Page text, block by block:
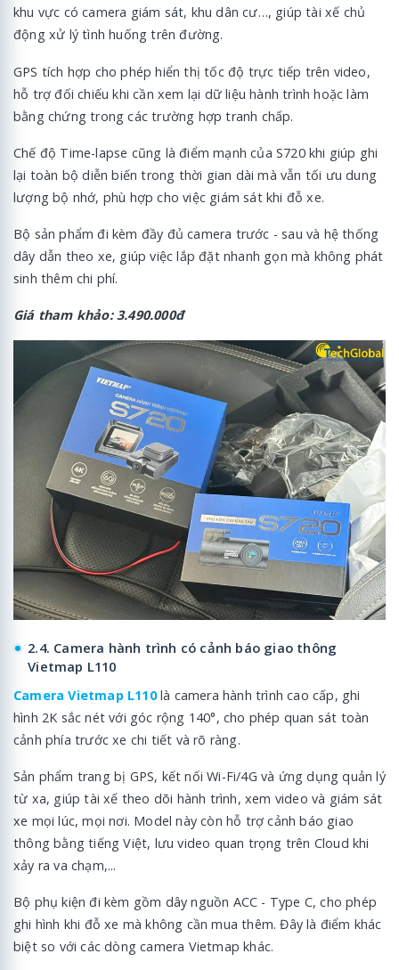
khu vực có camera giám sát, khu dân cư…, giúp tài xế chủ
động xử lý tình huống trên đường.
GPS tích hợp cho phép hiển thị tốc độ trực tiếp trên video,
hỗ trợ đối chiếu khi cần xem lại dữ liệu hành trình hoặc làm
bằng chứng trong các trường hợp tranh chấp.
Chế độ Time-lapse cũng là điểm mạnh của S720 khi giúp ghi
lại toàn bộ diễn biến trong thời gian dài mà vẫn tối ưu dung
lượng bộ nhớ, phù hợp cho việc giám sát khi đỗ xe.
Bộ sản phẩm đi kèm đầy đủ camera trước - sau và hệ thống
dây dẫn theo xe, giúp việc lắp đặt nhanh gọn mà không phát
sinh thêm chi phí.
Giá tham khảo: 3.490.000đ
2.4. Camera hành trình có cảnh báo giao thông
Vietmap L110
Camera Vietmap L110là camera hành trình cao cấp, ghi
hình 2K sắc nét với góc rộng 140°, cho phép quan sát toàn
cảnh phía trước xe chi tiết và rõ ràng.
Sản phẩm trang bị GPS, kết nối Wi-Fi/4G và ứng dụng quản lý
từ xa, giúp tài xế theo dõi hành trình, xem video và giám sát
xe mọi lúc, mọi nơi. Model này còn hỗ trợ cảnh báo giao
thông bằng tiếng Việt, lưu video quan trọng trên Cloud khi
xảy ra va chạm,...
Bộ phụ kiện đi kèm gồm dây nguồn ACC - Type C, cho phép
ghi hình khi đỗ xe mà không cần mua thêm. Đây là điểm khác
biệt so với các dòng camera Vietmap khác.